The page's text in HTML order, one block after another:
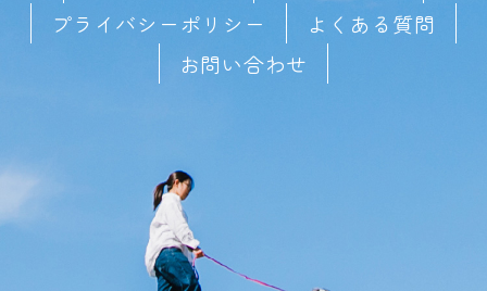
プライバシーポリシー
よくある質問
お問い合わせ